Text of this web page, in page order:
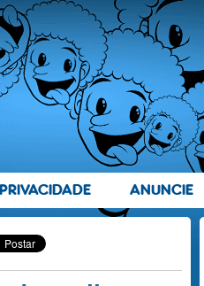
ANUNCIE